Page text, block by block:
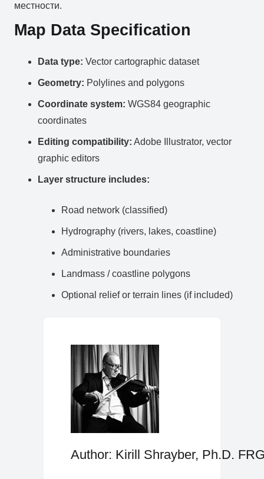
местности.
Map Data Specification
Data type: Vector cartographic dataset
Geometry: Polylines and polygons
Coordinate system: WGS84 geographic
coordinates
Editing compatibility: Adobe Illustrator, vector
graphic editors
Layer structure includes:
Road network (classified)
Hydrography (rivers, lakes, coastline)
Administrative boundaries
Landmass / coastline polygons
Optional relief or terrain lines (if included)
Author: Kirill Shrayber, Ph.D.